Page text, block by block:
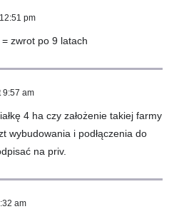
pm
zwrot po 9 latach
9:57 am
4 ha czy założenie takiej farmy
wybudowania i podłączenia do
na priv.
am